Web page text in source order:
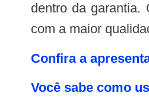
dentro da garantia.
com a maior
Confira a
Você sabe como